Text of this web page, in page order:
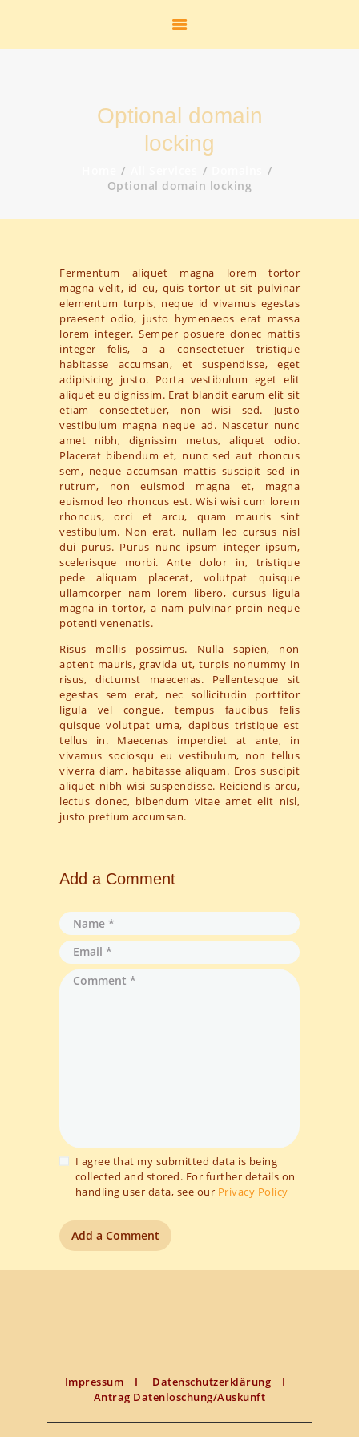
Optional domain
locking
Optional domain locking
HEIMATSTUBE
DER FLUGHAFEN
DIE K.M.E.
STANDBILDER
KONTAKT
SHOP
GALERIE
Fermentum aliquet magna lorem tortor
magna velit, id eu, quis tortor ut sit pulvinar
elementum turpis, neque id vivamus egestas
praesent odio, justo hymenaeos erat massa
lorem integer. Semper posuere donec mattis
integer felis, a a consectetuer tristique
habitasse accumsan, et suspendisse, eget
adipisicing justo. Porta vestibulum eget elit
aliquet eu dignissim. Erat blandit earum elit sit
etiam consectetuer, non wisi sed. Justo
vestibulum magna neque ad. Nascetur nunc
amet nibh, dignissim metus, aliquet odio.
Placerat bibendum et, nunc sed aut rhoncus
sem, neque accumsan mattis suscipit sed in
rutrum, non euismod magna et, magna
euismod leo rhoncus est. Wisi wisi cum lorem
rhoncus, orci et arcu, quam mauris sint
vestibulum. Non erat, nullam leo cursus nisl
dui purus. Purus nunc ipsum integer ipsum,
scelerisque morbi. Ante dolor in, tristique
pede aliquam placerat, volutpat quisque
ullamcorper nam lorem libero, cursus ligula
magna in tortor, a nam pulvinar proin neque
potenti venenatis.
Risus mollis possimus. Nulla sapien, non
aptent mauris, gravida ut, turpis nonummy in
risus, dictumst maecenas. Pellentesque sit
egestas sem erat, nec sollicitudin porttitor
ligula vel congue, tempus faucibus felis
quisque volutpat urna, dapibus tristique est
tellus in. Maecenas imperdiet at ante, in
vivamus sociosqu eu vestibulum, non tellus
viverra diam, habitasse aliquam. Eros suscipit
aliquet nibh wisi suspendisse. Reiciendis arcu,
lectus donec, bibendum vitae amet elit nisl,
justo pretium accumsan.
Add a Comment
I agree that my submitted data is being
collected and stored. For further details on
handling user data, see our Privacy Policy
Impressum I Datenschutzerklärung
I
Antrag Datenlöschung/Auskunft